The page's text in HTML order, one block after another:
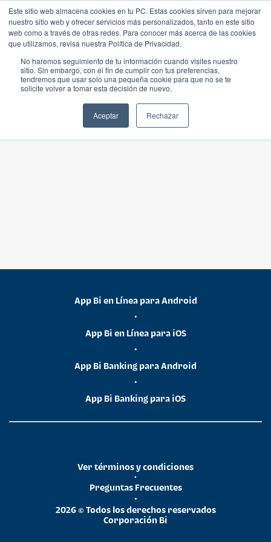
Este sitio web almacena cookies en tu PC. Estas cookies sirven para mejorar
nuestro sitio web y ofrecer servicios más personalizados, tanto en este sitio
web como a través de otras redes. Para conocer más acerca de las cookies
que utilizamos, revisa nuestra Política de Privacidad.
No haremos seguimiento de tu información cuando visites nuestro
sitio. Sin embargo, con el fin de cumplir con tus preferencias,
tendremos que usar solo una pequeña cookie para que no se te
solicite volver a tomar esta decisión de nuevo.
Aceptar Rechazar
App Bi en Línea para Android
•
App Bi en Línea para iOS
•
App Bi Banking para Android
•
App Bi Banking para iOS
2026 © Todos los derechos reservados
Corporación Bi
•
Preguntas Frecuentes
•
Ver términos y condiciones